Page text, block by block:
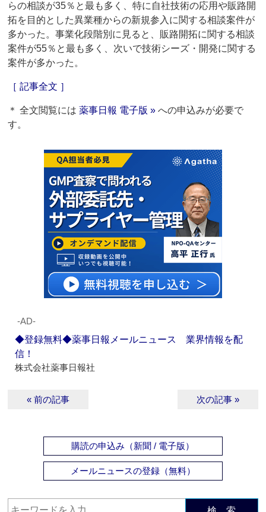
らの相談が35％と最も多く、特に自社技術の応用や販路開
拓を目的とした異業種からの新規参入に関する相談案件が
多かった。事業化段階別に見ると、販路開拓に関する相談
案件が55％と最も多く、次いで技術シーズ・開発に関する
案件が多かった。
［ 記事全文 ］
＊ 全文閲覧には薬事日報 電子版 » への申込みが必要で
す。
‐AD‐
◆登録無料◆薬事日報メールニュース 業界情報を配
信！
株式会社薬事日報社
« 前の記事 次の記事 »
購読の申込み（新聞 / 電子版）
メールニュースの登録（無料）